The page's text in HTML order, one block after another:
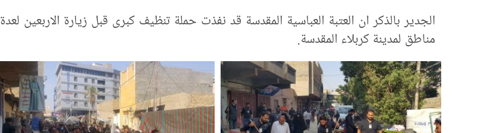
الجدير بالذكر ان العتبة العباسية المقدسة قد نفذت حملة تنظيف كبرى قبل زيارة الاربعين لعدة
مناطق لمدينة كربلاء المقدسة.